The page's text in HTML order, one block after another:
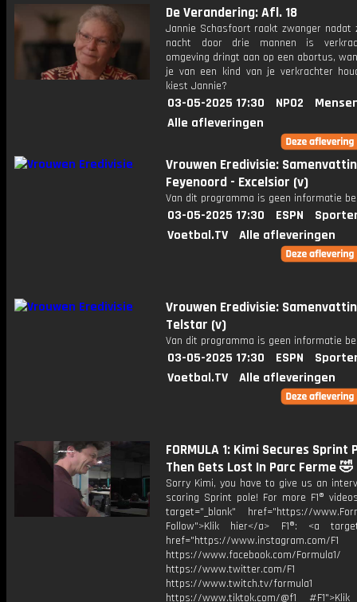
De Verandering: Afl. 18
Jannie Schasfoort raakt zwanger nadat
nacht door drie mannen is
omgeving dringt aan op een abortus,
je van een kind van je verkrachter
kiest Jannie?
03-05-2025 17:30 NPO2
Alle afleveringen
Vrouwen Eredivisie:
Feyenoord - Excelsior (v)
Van dit programma is geen informatie
03-05-2025 17:30 ESPN
Voetbal.TV
Alle afleveringen
Vrouwen Eredivisie:
Telstar (v)
Van dit programma is geen informatie
03-05-2025 17:30 ESPN
Voetbal.TV
Alle afleveringen
FORMULA 1: Kimi Secures Sprint
Then Gets Lost In Parc Ferme 🤣
Sorry Kimi, you have to give us an
scoring Sprint pole! For more F1®
target="_blank" href="https://
Follow">Klik hier</a> F1®: <a
href="https://www.instagram.com/F1
https://www.facebook.com/Formula1/
https://www.twitter.com/F1
https://www.twitch.tv/formula1
https://www.tiktok.com/@f1